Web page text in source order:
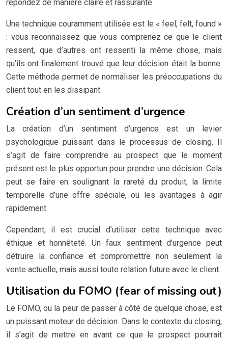
répondez de manière claire et rassurante.
Une technique couramment utilisée est le « feel, felt, found »
: vous reconnaissez que vous comprenez ce que le client
ressent, que d’autres ont ressenti la même chose, mais
qu’ils ont finalement trouvé que leur décision était la bonne.
Cette méthode permet de normaliser les préoccupations du
client tout en les dissipant.
Création d’un sentiment d’urgence
La création d’un sentiment d’urgence est un levier
psychologique puissant dans le processus de closing. Il
s’agit de faire comprendre au prospect que le moment
présent est le plus opportun pour prendre une décision. Cela
peut se faire en soulignant la rareté du produit, la limite
temporelle d’une offre spéciale, ou les avantages à agir
rapidement.
Cependant, il est crucial d’utiliser cette technique avec
éthique et honnêteté. Un faux sentiment d’urgence peut
détruire la confiance et compromettre non seulement la
vente actuelle, mais aussi toute relation future avec le client.
Utilisation du FOMO (fear of missing out)
Le FOMO, ou la peur de passer à côté de quelque chose, est
un puissant moteur de décision. Dans le contexte du closing,
il s’agit de mettre en avant ce que le prospect pourrait